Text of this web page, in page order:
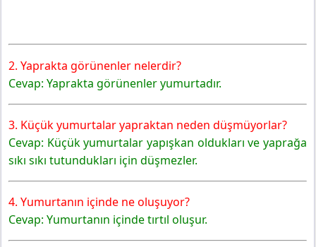
2. Yaprakta görünenler nelerdir?
Cevap: Yaprakta görünenler yumurtadır.
3. Küçük yumurtalar yapraktan neden düşmüyorlar?
Cevap: Küçük yumurtalar yapışkan oldukları ve yaprağa
sıkı sıkı tutundukları için düşmezler.
4. Yumurtanın içinde ne oluşuyor?
Cevap: Yumurtanın içinde tırtıl oluşur.